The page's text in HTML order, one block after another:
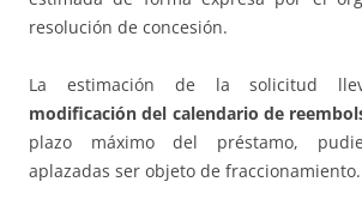
resolución de concesión.
La estimación de la solicitud
modificación del calendario de
plazo máximo del préstamo,
aplazadas ser objeto de fraccionamiento.